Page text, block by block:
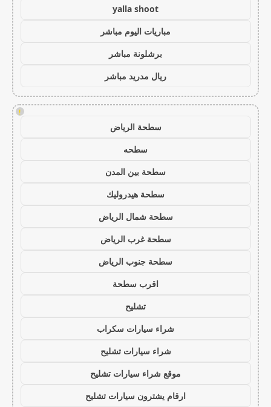
yalla shoot
مباريات اليوم مباشر
برشلونة مباشر
ريال مدريد مباشر
!
سطحة الرياض
سطحه
سطحة بين المدن
سطحة هيدروليك
سطحة شمال الرياض
سطحة غرب الرياض
سطحة جنوب الرياض
اقرب سطحة
تشليح
شراء سيارات سكراب
شراء سيارات تشليح
موقع شراء سيارات تشليح
ارقام يشترون سيارات تشليح